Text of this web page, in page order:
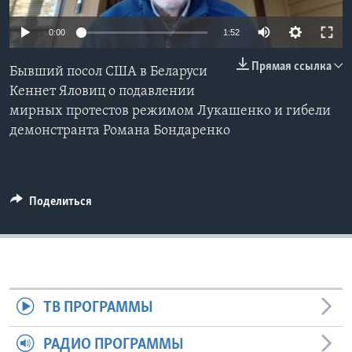
Learning English
СОЦИАЛЬНЫЕ СЕТИ
0:00 1:52
Прямая ссылка
Бывший посол США в Беларуси
Кеннет Яловиц о подавлении
мирных протестов режимом Лукашенко и гибели
демонстранта Романа Бондаренко
Поделиться
ТВ ПРОГРАММЫ
РАДИО ПРОГРАММЫ